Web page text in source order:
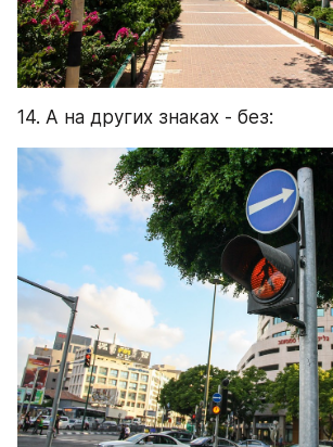
14. А на других знаках - без: